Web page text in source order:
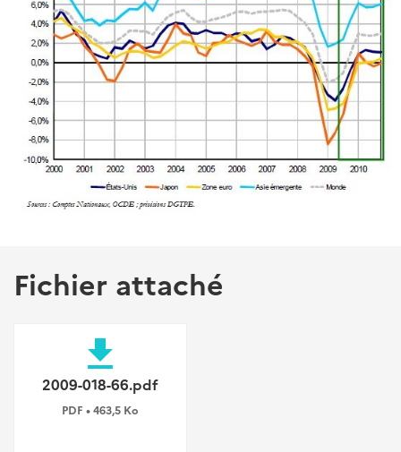
Fichier attaché
file_download
2009-018-66.pdf
PDF • 463,5 Ko